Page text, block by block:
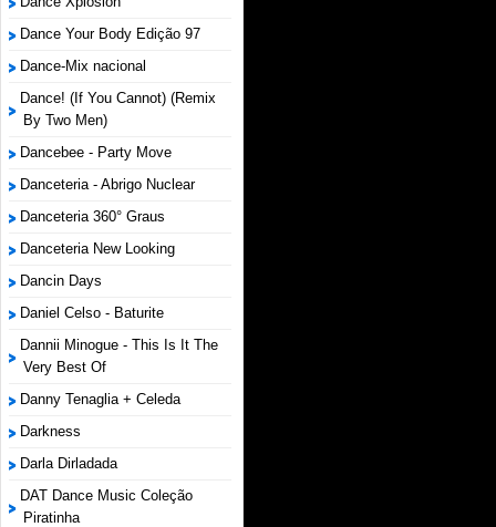
Dance Your Body Edição 97
Dance-Mix nacional
Dance! (If You Cannot) (Remix
By Two Men)
Dancebee - Party Move
Danceteria - Abrigo Nuclear
Danceteria 360° Graus
Danceteria New Looking
Dancin Days
Daniel Celso - Baturite
Dannii Minogue - This Is It The
Very Best Of
Danny Tenaglia + Celeda
Darkness
Darla Dirladada
DAT Dance Music Coleção
Piratinha